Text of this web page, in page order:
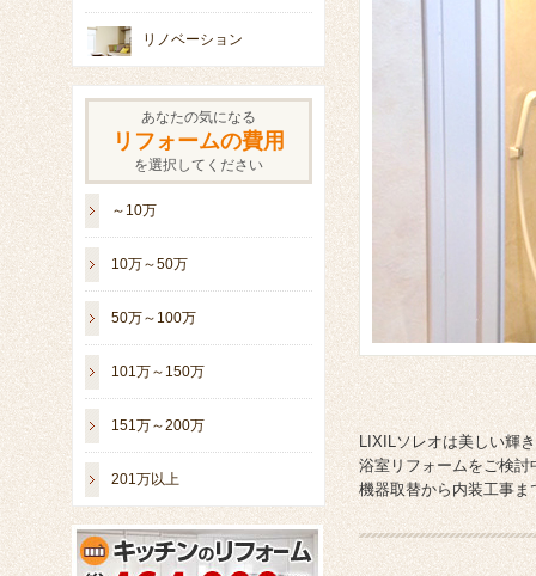
LIXILソレオは美しい輝
浴室リフォームをご検
機器取替から内装工事ま
リノベーション
あなたの気になる
リフォームの費用
を選択してください
～10万
10万～50万
50万～100万
101万～150万
151万～200万
201万以上